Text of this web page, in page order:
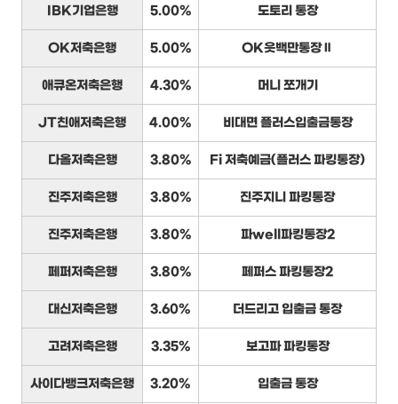
IBK기업은행 5.00% 도토리 통장
OK저축은행 5.00% OK읏백만통장Ⅱ
애큐온저축은행 4.30% 머니 쪼개기
JT친애저축은행 4.00% 비대면 플러스입출금통장
다올저축은행 3.80% Fi 저축예금(플러스 파킹통장)
진주저축은행 3.80% 진주지니 파킹통장
진주저축은행 3.80% 파well파킹통장2
페퍼저축은행 3.80% 페퍼스 파킹통장2
대신저축은행 3.60% 더드리고 입출금 통장
고려저축은행 3.35% 보고파 파킹통장
사이다뱅크저축은행 3.20% 입출금 통장